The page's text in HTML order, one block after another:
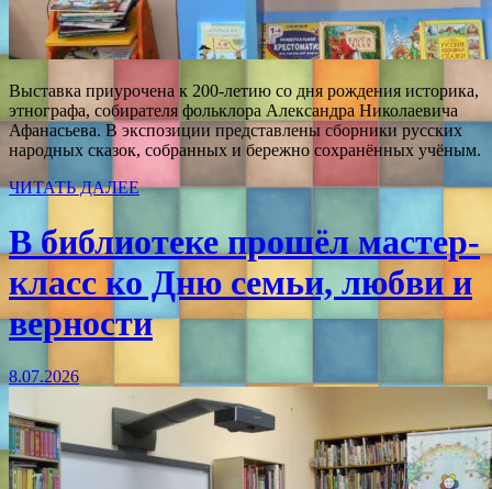
Выставка приурочена к 200-летию со дня рождения историка,
этнографа, собирателя фольклора Александра Николаевича
Афанасьева. В экспозиции представлены сборники русских
народных сказок, собранных и бережно сохранённых учёным.
ЧИТАТЬ ДАЛЕЕ
В библиотеке прошёл мастер-
класс ко Дню семьи, любви и
верности
8.07.2026